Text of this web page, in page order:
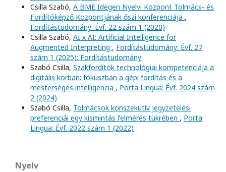
Csilla Szabó, A BME Idegen Nyelvi Központ Tolmács- és
Fordítóképző Központjának őszi konferenciája ,
Fordítástudomány: Évf. 22 szám 1 (2020)
Csilla Szabó, AI x AI: Artificial Intelligence for
Augmented Interpreting , Fordítástudomány: Évf. 27
szám 1 (2025): Fordítástudomány
Szabó Csilla, Szakfordítók technológiai kompetenciája a
digitális korban: fókuszban a gépi fordítás és a
mesterséges intelligencia , Porta Lingua: Évf. 2024 szám
2 (2024)
Szabó Csilla, Tolmácsok konszekutív jegyzetelési
preferenciái egy kismintás felmérés tükrében , Porta
Lingua: Évf. 2022 szám 1 (2022)
Nyelv